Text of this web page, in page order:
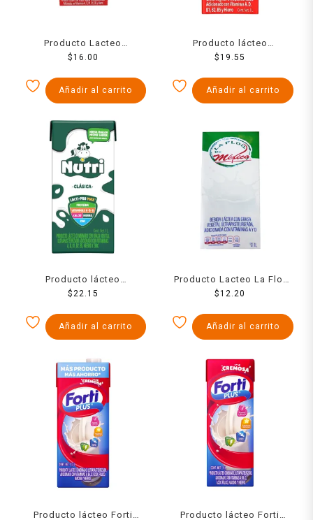
Producto Lacteo
Combinado Mas Leche Uht
$16.00
Añadir al carrito
Producto lácteo
combinado Boreal Plus
$19.55
Añadir al carrito
Producto lácteo
combinado Nutri entera 1 l
$ 22.15
Añadir al carrito
Producto Lacteo La Flor
De Mexico 1000Ml
$12.20
Añadir al carrito
Producto lácteo Forti
Producto lácteo Forti